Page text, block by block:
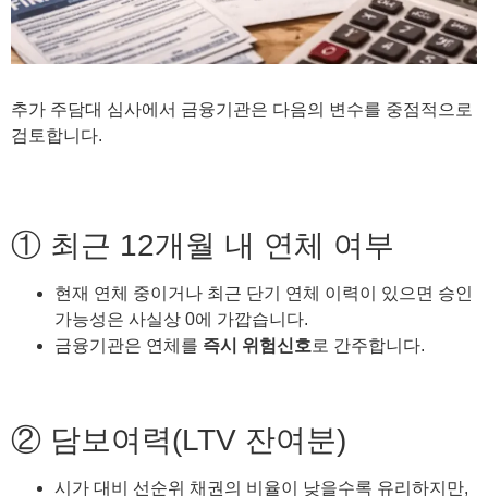
추가 주담대 심사에서 금융기관은 다음의 변수를 중점적으로
검토합니다.
① 최근 12개월 내 연체 여부
현재 연체 중이거나 최근 단기 연체 이력이 있으면 승인
가능성은 사실상 0에 가깝습니다.
금융기관은 연체를 즉시 위험신호 로 간주합니다.
② 담보여력(LTV 잔여분)
시가 대비 선순위 채권의 비율이 낮을수록 유리하지만,